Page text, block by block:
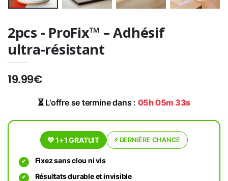
2pcs - ProFix™ – Adhésif
ultra-résistant
19.99€
⏳ L'offre se termine dans : 05h 05m 33s
💚 1+1 GRATUIT ⚡ DERNIÈRE CHANCE
Fixez sans clou ni vis
Résultats durable et invisible